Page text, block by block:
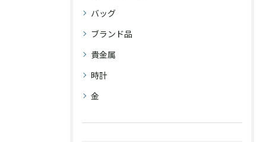
バッグ
ブランド品
貴金属
時計
金